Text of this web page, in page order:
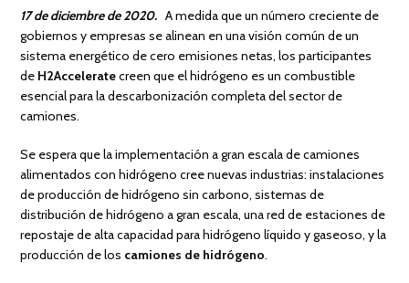
17 de diciembre de 2020. A medida que un número creciente de
gobiernos y empresas se alinean en una visión común de un
sistema energético de cero emisiones netas, los participantes
de H2Acceleratecreen que el hidrógeno es un combustible
esencial para la descarbonización completa del sector de
camiones.
Se espera que la implementación a gran escala de camiones
alimentados con hidrógeno cree nuevas industrias: instalaciones
de producción de hidrógeno sin carbono, sistemas de
distribución de hidrógeno a gran escala, una red de estaciones de
repostaje de alta capacidad para hidrógeno líquido y gaseoso, y la
producción de los camiones de hidrógeno.